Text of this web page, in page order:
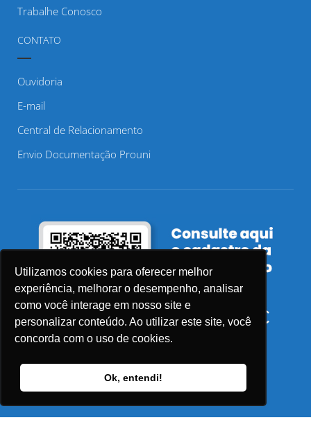
Utilizamos cookies para oferecer melhor
experiência, melhorar o desempenho, analisar
como você interage em nosso site e
personalizar conteúdo. Ao utilizar este site, você
concorda com o uso de cookies.
Ok, entendi!
Trabalhe Conosco
CONTATO
Ouvidoria
E-mail
Central de Relacionamento
Envio Documentação Prouni